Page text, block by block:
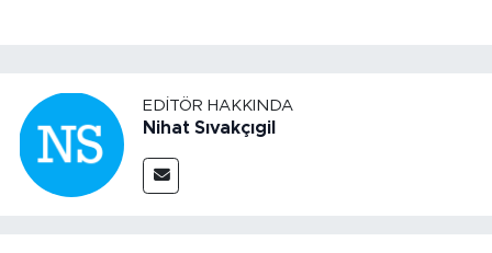
EDITÖR HAKKINDA
Nihat Sıvakçıgil